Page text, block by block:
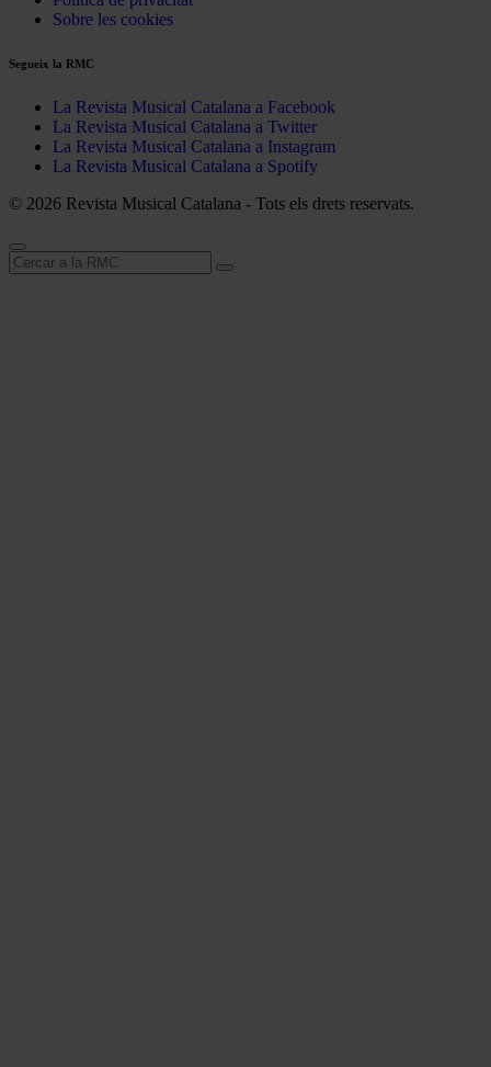
Sobre les cookies
Segueix la RMC
La Revista Musical Catalana a Facebook
La Revista Musical Catalana a Twitter
La Revista Musical Catalana a Instagram
La Revista Musical Catalana a Spotify
© 2026 Revista Musical Catalana - Tots els drets reservats.
Cerca